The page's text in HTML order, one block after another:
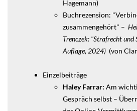
Hagemann)
Buchrezension:
zusammengehört" –
Trenczek: "Strafrecht und
Auflage, 2024) (von
Einzelbeiträge
Haley Farrar: Am
Gespräch selbst –